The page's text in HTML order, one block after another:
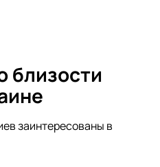
близости
заинтересованы в